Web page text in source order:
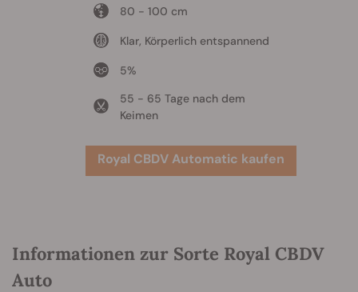
80 - 100 cm
Klar, Körperlich entspannend
5%
55 - 65 Tage nach dem
Keimen
Royal CBDV Automatic kaufen
Informationen zur Sorte Royal CBDV
Auto